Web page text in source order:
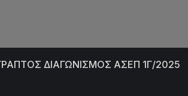
ΔΙΑΓΩΝΙΣΜΟΣ ΑΣΕΠ 1Γ/2025